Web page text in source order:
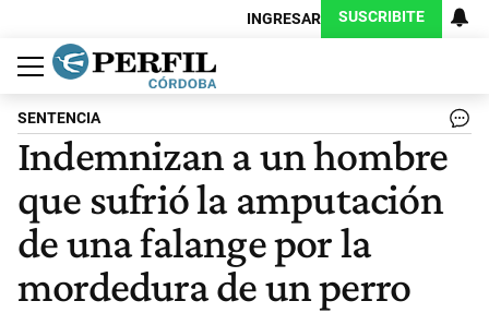
INGRESAR SUSCRIBITE
Política
Economía
Judiciales
Sociedad
Cultura
Espectáculos
Deportes
Protagonistas
SENTENCIA
Indemnizan a un hombre
que sufrió la amputación
de una falange por la
mordedura de un perro